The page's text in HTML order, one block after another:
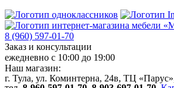
8 (960) 597-01-70
Заказ и консультации
ежедневно с 10:00 до 19:00
Наш магазин:
г. Тула, ул. Коминтерна, 24в, ТЦ